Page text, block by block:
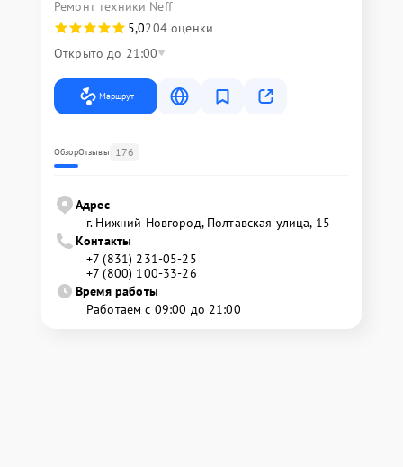
Ремонт техники Neff
5,0204 оценки
Открыто до 21:00
Маршрут
ОбзорОтзывы 176
Адрес
г. Нижний Новгород, Полтавская улица, 15
Контакты
+7 (831) 231-05-25
+7 (800) 100-33-26
Время работы
Работаем с 09:00 до 21:00